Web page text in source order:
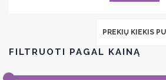
PREKIŲ KIEKIS
FILTRUOTI PAGAL KAINĄ